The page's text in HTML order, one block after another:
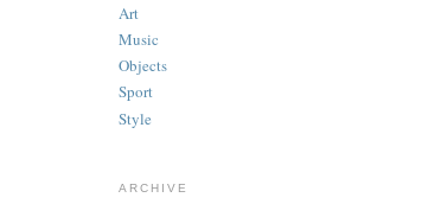
Art
Music
Objects
Sport
Style
ARCHIVE